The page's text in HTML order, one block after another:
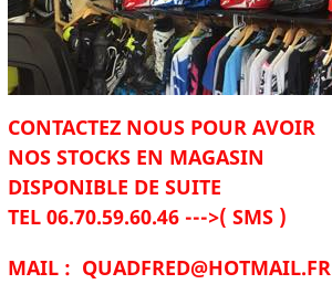
CONTACTEZ NOUS POUR AVOIR
NOS STOCKS EN MAGASIN
DISPONIBLE DE SUITE
TEL 06.70.59.60.46 --->( SMS )
MAIL : QUADFRED@HOTMAIL.FR